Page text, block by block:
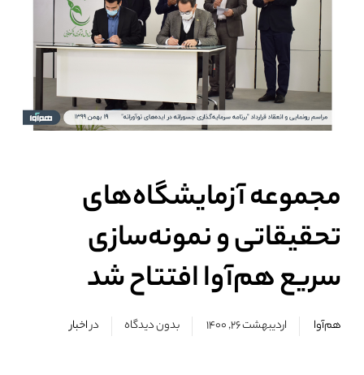
مجموعه آزمایشگاه‌های
تحقیقاتی و نمونه‌سازی
سریع هم‌آوا افتتاح شد
هم‌آوا اردیبهشت ۲۶, ۱۴۰۰ بدون دیدگاه دراخبار